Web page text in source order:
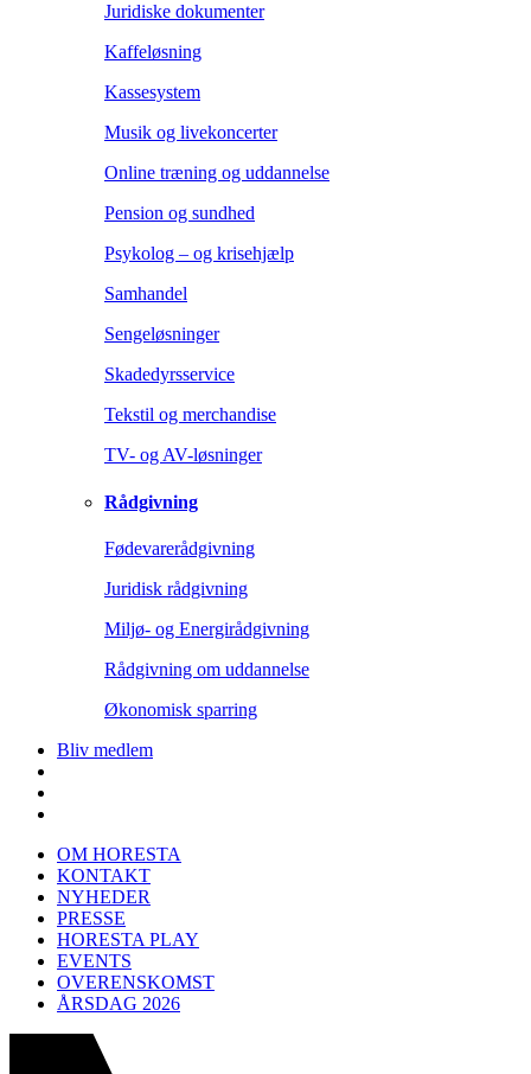
Juridiske dokumenter
Kaffeløsning
Kassesystem
Musik og livekoncerter
Online træning og uddannelse
Pension og sundhed
Psykolog – og krisehjælp
Samhandel
Sengeløsninger
Skadedyrsservice
Tekstil og merchandise
TV- og AV-løsninger
Rådgivning
Fødevarerådgivning
Juridisk rådgivning
Miljø- og Energirådgivning
Rådgivning om uddannelse
Økonomisk sparring
Bliv medlem
OM HORESTA
KONTAKT
NYHEDER
PRESSE
HORESTA PLAY
EVENTS
OVERENSKOMST
ÅRSDAG 2026